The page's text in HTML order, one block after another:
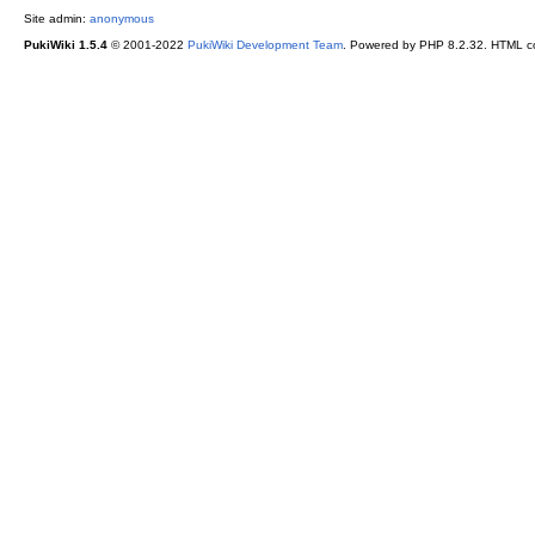
Site admin: anonymous
PukiWiki 1.5.4© 2001-2022 PukiWiki Development Team. Powered by PHP 8.2.32. HTML